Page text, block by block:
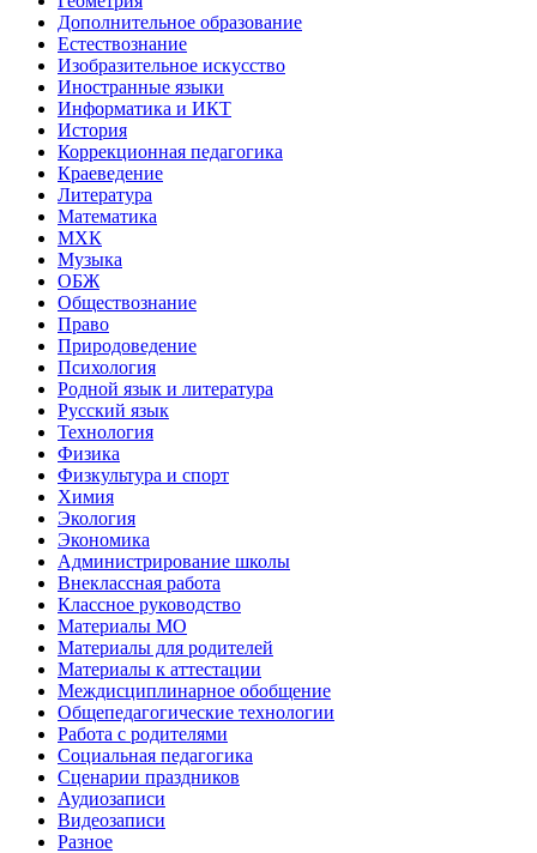
Дополнительное образование
Естествознание
Изобразительное искусство
Иностранные языки
Информатика и ИКТ
История
Коррекционная педагогика
Краеведение
Литература
Математика
МХК
Музыка
ОБЖ
Обществознание
Право
Природоведение
Психология
Родной язык и литература
Русский язык
Технология
Физика
Физкультура и спорт
Химия
Экология
Экономика
Администрирование школы
Внеклассная работа
Классное руководство
Материалы МО
Материалы для родителей
Материалы к аттестации
Междисциплинарное обобщение
Общепедагогические технологии
Работа с родителями
Социальная педагогика
Сценарии праздников
Аудиозаписи
Видеозаписи
Разное